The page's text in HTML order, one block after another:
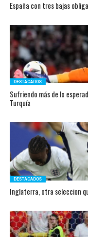
España con tres bajas
DESTACADOS
Sufriendo más de lo
Turquía
DESTACADOS
Inglaterra, otra seleccion